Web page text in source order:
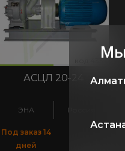
код:4337
АСЦЛ 20-24
ЭНА Россия
Под заказ 14
дней
Мы